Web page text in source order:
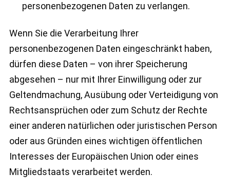
personenbezogenen Daten zu verlangen.
Wenn Sie die Verarbeitung Ihrer
personenbezogenen Daten eingeschränkt haben,
dürfen diese Daten – von ihrer Speicherung
abgesehen – nur mit Ihrer Einwilligung oder zur
Geltendmachung, Ausübung oder Verteidigung von
Rechtsansprüchen oder zum Schutz der Rechte
einer anderen natürlichen oder juristischen Person
oder aus Gründen eines wichtigen öffentlichen
Interesses der Europäischen Union oder eines
Mitgliedstaats verarbeitet werden.